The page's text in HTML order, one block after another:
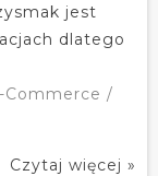
jest
dlatego
Commerce /
Czytaj więcej »